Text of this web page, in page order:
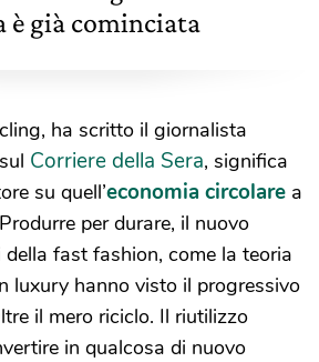
è già cominciata
ha scritto il giornalista
Corriere della Sera, significa
su quell’economia circolare a
per durare, il nuovo
fast fashion, come la teoria
luxury hanno visto il progressivo
il mero riciclo. Il riutilizzo
in qualcosa di nuovo